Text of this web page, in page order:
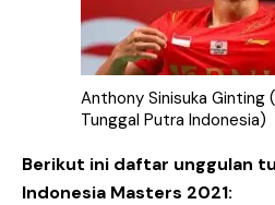
Anthony Sinisuka Ginting
Tunggal Putra Indonesia)
Berikut ini daftar unggulan
Indonesia Masters 2021: